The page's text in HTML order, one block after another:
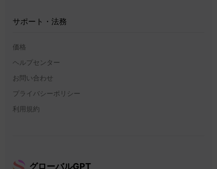
サポート・法務
価格
ヘルプセンター
お問い合わせ
プライバシーポリシー
利用規約
グローバルGPT